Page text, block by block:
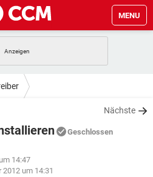
MENU
IOS
TIKTOK
TIKTOK
STREAMING
INSTAGRAM
STREAMING
Nächste
Geschlossen
14:47
2012 um 14:31